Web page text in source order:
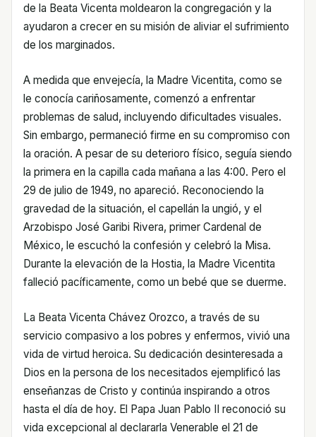
de la Beata Vicenta moldearon la congregación y la
ayudaron a crecer en su misión de aliviar el sufrimiento
de los marginados.
A medida que envejecía, la Madre Vicentita, como se
le conocía cariñosamente, comenzó a enfrentar
problemas de salud, incluyendo dificultades visuales.
Sin embargo, permaneció firme en su compromiso con
la oración. A pesar de su deterioro físico, seguía siendo
la primera en la capilla cada mañana a las 4:00. Pero el
29 de julio de 1949, no apareció. Reconociendo la
gravedad de la situación, el capellán la ungió, y el
Arzobispo José Garibi Rivera, primer Cardenal de
México, le escuchó la confesión y celebró la Misa.
Durante la elevación de la Hostia, la Madre Vicentita
falleció pacíficamente, como un bebé que se duerme.
La Beata Vicenta Chávez Orozco, a través de su
servicio compasivo a los pobres y enfermos, vivió una
vida de virtud heroica. Su dedicación desinteresada a
Dios en la persona de los necesitados ejemplificó las
enseñanzas de Cristo y continúa inspirando a otros
hasta el día de hoy. El Papa Juan Pablo II reconoció su
vida excepcional al declararla Venerable el 21 de